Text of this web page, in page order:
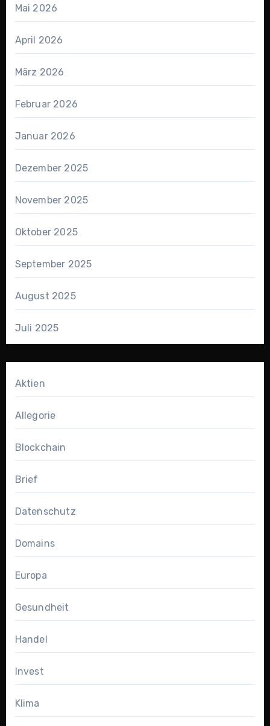
Mai 2026
April 2026
März 2026
Februar 2026
Januar 2026
Dezember 2025
November 2025
Oktober 2025
September 2025
August 2025
Juli 2025
Aktien
Allegorie
Blockchain
Brief
Datenschutz
Domains
Europa
Gesundheit
Handel
Invest
Klima